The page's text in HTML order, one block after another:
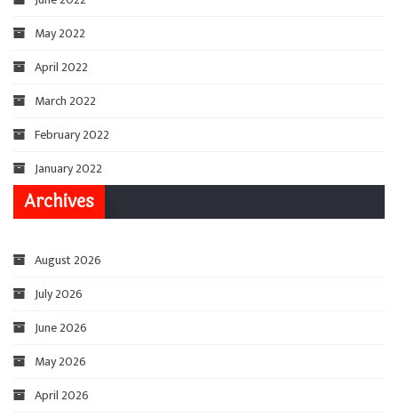
May 2022
April 2022
March 2022
February 2022
January 2022
Archives
August 2026
July 2026
June 2026
May 2026
April 2026